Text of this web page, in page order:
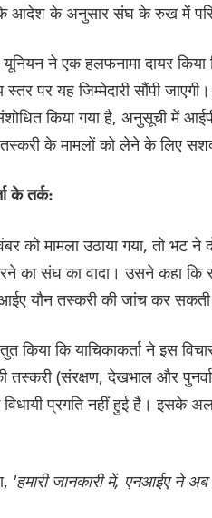
के आदेश के अनुसार संघ के रुख में
ने एक हलफनामा दायर
स्तर पर यह जिम्मेदारी सौंपी
किया गया है, अनुसूची में
के मामलों को लेने के लिए
के तर्क:
को मामला उठाया गया, तो
का संघ का वादा। उसने कहा
यौन तस्करी की जांच कर
किया कि याचिकाकर्ता ने इस
तस्करी (संरक्षण, देखभाल और
प्रगति नहीं हुई है। इसके
'हमारी जानकारी में, एनआईए ने